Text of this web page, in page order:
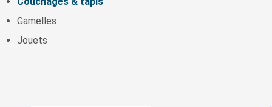
Gamelles
Jouets